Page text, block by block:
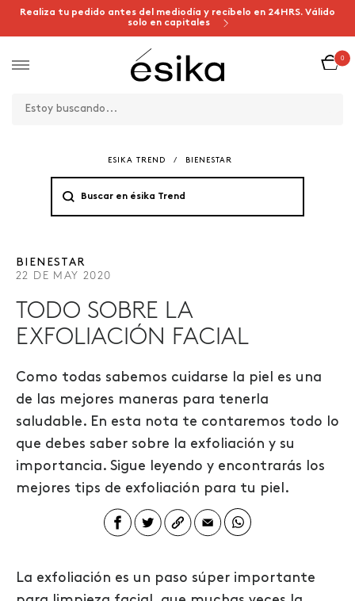
Realiza tu pedido antes del mediodía y recíbelo en 24HRS. Válido
solo en capitales
0
ESIKA TREND / BIENESTAR
BIENESTAR
22 DE MAY 2020
TODO SOBRE LA
EXFOLIACIÓN FACIAL
Como todas sabemos cuidarse la piel es una
de las mejores maneras para tenerla
saludable. En esta nota te contaremos todo lo
que debes saber sobre la exfoliación y su
importancia. Sigue leyendo y encontrarás los
mejores tips de exfoliación para tu piel.
La exfoliación es un paso súper importante